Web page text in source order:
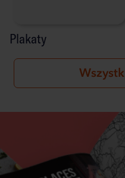
Plakaty